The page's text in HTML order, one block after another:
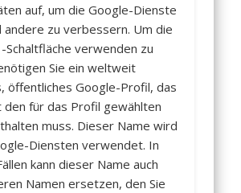
auf, um die Google-Dienste
andere zu verbessern. Um die
Schaltfläche verwenden zu
Sie ein weltweit
öffentliches Google-Profil, das
den für das Profil gewählten
muss. Dieser Name wird
Diensten verwendet. In
kann dieser Name auch
Namen ersetzen, den Sie